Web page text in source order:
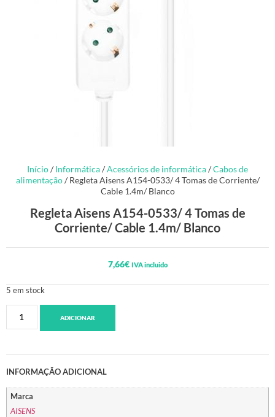
Início/ Informática/Acessórios de informática/Cabos de
alimentação/ Regleta Aisens A154-0533/ 4 Tomas de Corriente/
Cable 1.4m/ Blanco
Regleta Aisens A154-0533/ 4 Tomas de
Corriente/ Cable 1.4m/ Blanco
7,66€ IVA incluido
5 em stock
ADICIONAR
INFORMAÇÃO ADICIONAL
Marca
AISENS